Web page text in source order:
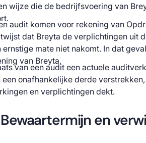
wijze die de bedrijfsvoering van
audit komen voor rekening van
dat Breyta de verplichtingen uit
mate niet nakomt. In dat
van Breyta.
van een audit een actuele
onafhankelijke derde
en verplichtingen dekt.
en